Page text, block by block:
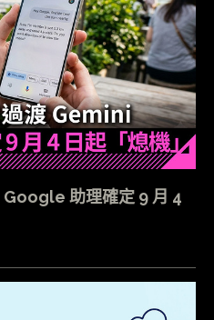
助理確定 9 月 4